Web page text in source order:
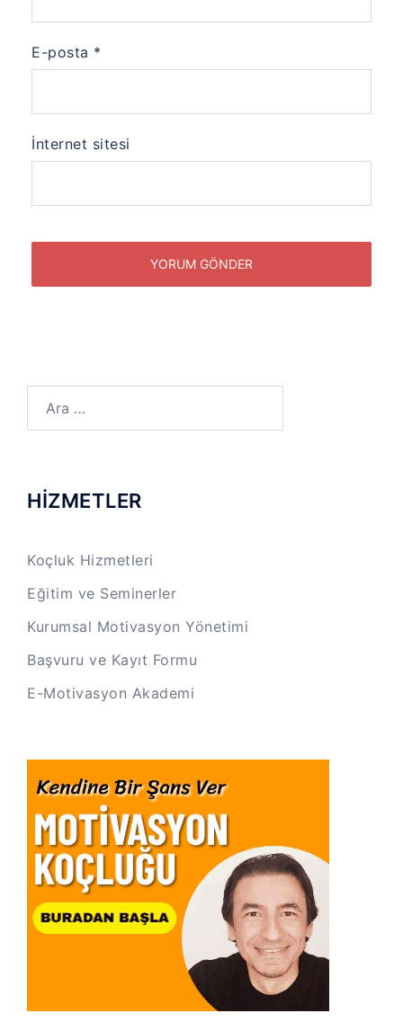
E-posta *
İnternet sitesi
HİZMETLER
Koçluk Hizmetleri
Eğitim ve Seminerler
Kurumsal Motivasyon Yönetimi
Başvuru ve Kayıt Formu
E-Motivasyon Akademi